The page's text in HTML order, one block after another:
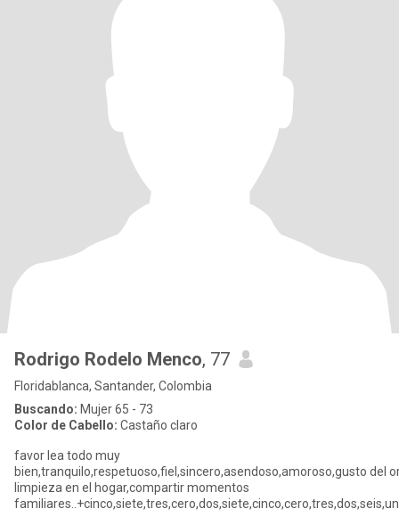
Rodrigo Rodelo Menco, 77
Floridablanca, Santander, Colombia
Buscando: Mujer 65 - 73
Color de Cabello: Castaño claro
favor lea todo muy
bien,tranquilo,respetuoso,fiel,sincero,asendoso,amoroso,gusto del
limpieza en el hogar,compartir momentos